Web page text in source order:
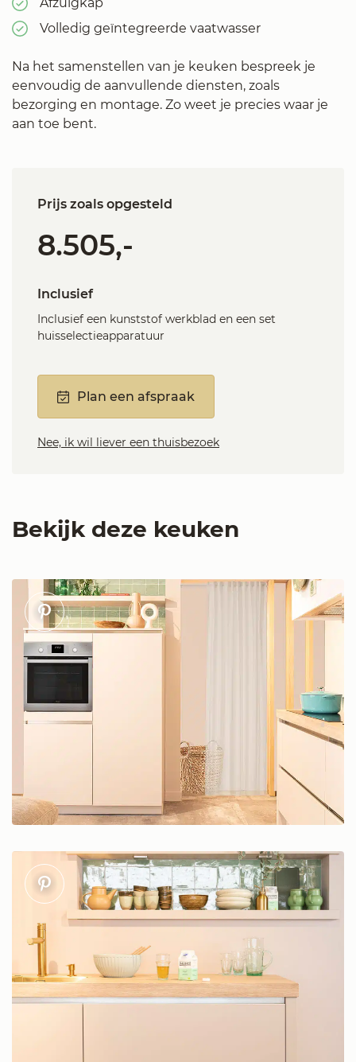
Volledig geïntegreerde vaatwasser
Na het samenstellen van je keuken bespreek je
eenvoudig de aanvullende diensten, zoals
bezorging en montage. Zo weet je precies waar je
aan toe bent.
Prijs zoals opgesteld
8.505,-
Inclusief
Inclusief een kunststof werkblad en een set
huisselectieapparatuur
Plan een afspraak
Nee, ik wil liever een thuisbezoek
Bekijk deze keuken